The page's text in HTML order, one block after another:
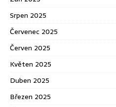
Srpen 2025
Červenec 2025
Červen 2025
Květen 2025
Duben 2025
Březen 2025